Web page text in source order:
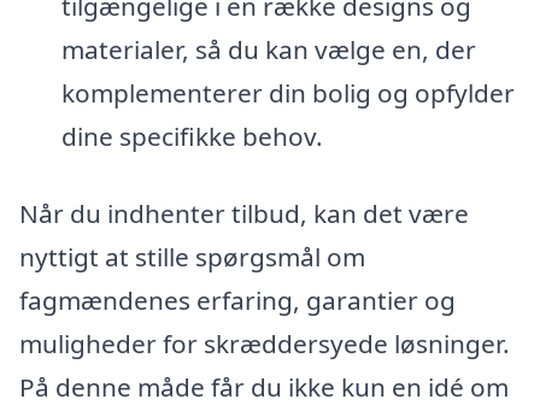
materialer, så du kan vælge en, der
komplementerer din bolig og opfylder
dine specifikke behov.
Når du indhenter tilbud, kan det være
nyttigt at stille spørgsmål om
fagmændenes erfaring, garantier og
muligheder for skræddersyede løsninger.
På denne måde får du ikke kun en idé om